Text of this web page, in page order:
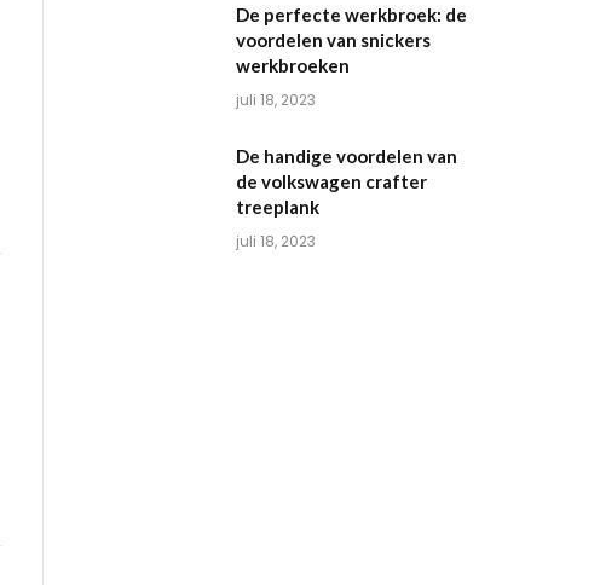
De perfecte werkbroek: de
voordelen van snickers
werkbroeken
juli 18, 2023
De handige voordelen van
de volkswagen crafter
treeplank
juli 18, 2023